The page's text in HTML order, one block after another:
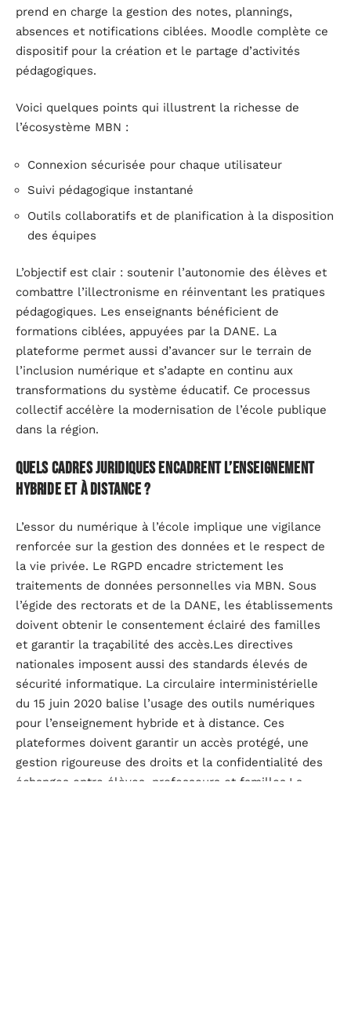
prend en charge la gestion des notes, plannings,
absences et notifications ciblées. Moodle complète ce
dispositif pour la création et le partage d’activités
pédagogiques.
Voici quelques points qui illustrent la richesse de
l’écosystème MBN :
Connexion sécurisée pour chaque utilisateur
Suivi pédagogique instantané
Outils collaboratifs et de planification à la disposition
des équipes
L’objectif est clair : soutenir l’autonomie des élèves et
combattre l’illectronisme en réinventant les pratiques
pédagogiques. Les enseignants bénéficient de
formations ciblées, appuyées par la DANE. La
plateforme permet aussi d’avancer sur le terrain de
l’inclusion numérique et s’adapte en continu aux
transformations du système éducatif. Ce processus
collectif accélère la modernisation de l’école publique
dans la région.
Quels cadres juridiques encadrent l’enseignement
hybride et à distance ?
L’essor du numérique à l’école implique une vigilance
renforcée sur la gestion des données et le respect de
la vie privée. Le RGPD encadre strictement les
traitements de données personnelles via MBN. Sous
l’égide des rectorats et de la DANE, les établissements
doivent obtenir le consentement éclairé des familles
et garantir la traçabilité des accès.Les directives
nationales imposent aussi des standards élevés de
sécurité informatique. La circulaire interministérielle
du 15 juin 2020 balise l’usage des outils numériques
pour l’enseignement hybride et à distance. Ces
plateformes doivent garantir un accès protégé, une
gestion rigoureuse des droits et la confidentialité des
échanges entre élèves, professeurs et familles.La